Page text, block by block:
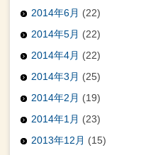
2014年6月 (22)
2014年5月 (22)
2014年4月 (22)
2014年3月 (25)
2014年2月 (19)
2014年1月 (23)
2013年12月 (15)